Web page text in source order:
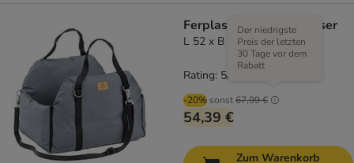
Ferplast Reisebett Cruiser
L 52 x B 46 x H 35 cm
-20% sonst67,99 €
Der niedrigste
Preis der letzten
30 Tage vor dem
Rabatt
54,39 €
Rating: 5/5
Zum Warenkorb